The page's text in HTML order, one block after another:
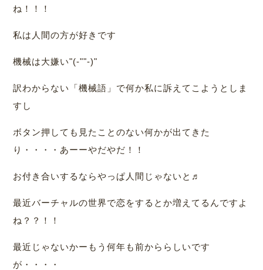
ね！！！
私は人間の方が好きです
機械は大嫌い"(-""-)"
訳わからない「機械語」で何か私に訴えてこようとしま
すし
ボタン押しても見たことのない何かが出てきた
り・・・・あーーやだやだ！！
お付き合いするならやっぱ人間じゃないと♬
最近バーチャルの世界で恋をするとか増えてるんですよ
ね？？！！
最近じゃないかーもう何年も前かららしいです
が・・・・